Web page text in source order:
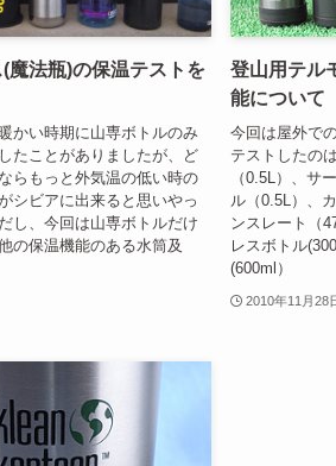
魔法瓶)の保温テストを
かい時期に山専ボトルのみ
たことがありましたが、ど
らもっと外気温の低い時の
シビアに出来ると思いやっ
し、今回は山専ボトルだけ
の保温機能のある水筒及
登山用テル
能について
今回は屋外で
テストしたの
（0.5L）、サ
ル（0.5L）、
ンスレート（
レスボトル
(600ml）
2010年11月28